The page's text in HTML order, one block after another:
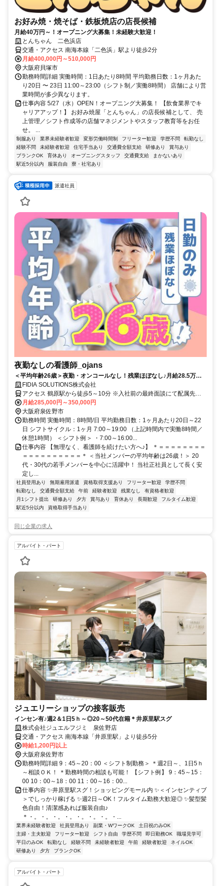
お好み焼・焼そば・鉄板焼店の店長候補
月給40万円～！オープニング大募集！未経験大歓迎！
とんちゃん 二色浜店
交通・アクセス 南海本線「二色浜」駅より徒歩2分
月給400,000円～510,000円
大阪府貝塚市
勤務時間詳細 実働時間：1日あたり8時間 平均勤務日数：1ヶ月あた
り20日 〜 23日 11:00～23:00（シフト制／実働8時間） 店舗により営
業時間が多少異なります。
仕事内容 5/27（水）OPEN！オープニング大募集！ 【飲食業界でキ
ャリアアップ！】 お好み焼屋「とんちゃん」の店長候補として、 売
上管理／シフト作成等の店舗マネジメントやスタッフ教育等をお任
せ。 ...
制服あり 業界未経験者歓迎 変形労働時間制 フリーター歓迎 学歴不問
転勤なし
経験不問
未経験者歓迎 住宅手当あり 交通費全額支給 研修あり
賞与あり
ブランクOK
育休あり オープニングスタッフ 交通費支給
まかないあり
駅近5分以内
服装自由 寮・社宅あり
派遣社員
夜勤なしの看護師_ojans
＜平均年齢26歳＞夜勤・オンコールなし！残業ほぼなし♪月給28.5万円
～・昇給年2回・賞与年2回★初年度は賞与年3回★20代・30代の若手メ
ンバーが中心に活躍中！当社正社員として安定して働ける好環境◎
FIDIA SOLUTIONS株式会社
アクセス 鶴原駅から徒歩5～10分 ※入社前の最終面談にて配属先を
決定致します。
月給285,000円～350,000円
大阪府泉佐野市
勤務時間 実働時間：8時間/日 平均勤務日数：1ヶ月あたり20日～22
日 シフトサイクル：1ヶ月 7:00～19:00 （上記時間内で実働8時間／
休憩1時間） ＜シフト例＞ ・7:00～16:00...
仕事内容 【無理なく、看護師を続けたい方へ♪】 ＊＝＝＝＝＝＝＝＝
＝＝＝＝＝＝＝＝＝＝＊ ＜当社メンバーの平均年齢は26歳！＞ 20
代・30代の若手メンバーを中心に活躍中！ 当社正社員として長く安
定し...
社員登用あり 無期雇用派遣 資格取得支援あり フリーター歓迎
学歴不問
転勤なし
交通費全額支給 午前 経験者歓迎 残業なし
有資格者歓迎
月1シフト提出
研修あり 夕方 賞与あり 育休あり 長期歓迎
フルタイム歓迎
駅近5分以内
資格取得手当あり
同じ企業の求人
アルバイト・パート
ジュエリーショップの接客販売
インセン有♪週2＆1日5ｈ～◎20～50代在籍＊井原里駅スグ
株式会社ジュエルフジミ 泉佐野店
交通・アクセス 南海本線「井原里駅」より徒歩5分
時給1,200円以上
大阪府泉佐野市
勤務時間詳細 9：45～20：00 ＜シフト制勤務＞ ＊週2日～、1日5ｈ
～相談ＯＫ！ ＊勤務時間の相談も可能！ 【シフト例】 9：45～15：
00 10：00～18：00 11：00～16：00...
仕事内容 ✨井原里駅スグ！ショッピングモール内 ✨＜インセンティブ
＞でしっかり稼げる ✨週2日～OK！フルタイム勤務大歓迎◎ ✨髪型髪
色自由！清潔感あれば服装自由♪
＊・。・。・。・。・。・。・。・...
業界未経験者歓迎 社員登用あり 副業・WワークOK
土日祝のみOK
主婦・主夫歓迎
フリーター歓迎 シフト自由 学歴不問 即日勤務OK
職場見学可
平日のみOK
転勤なし 経験不問 未経験者歓迎 午前 経験者歓迎
ネイルOK
研修あり
夕方 ブランクOK
アルバイト・パート